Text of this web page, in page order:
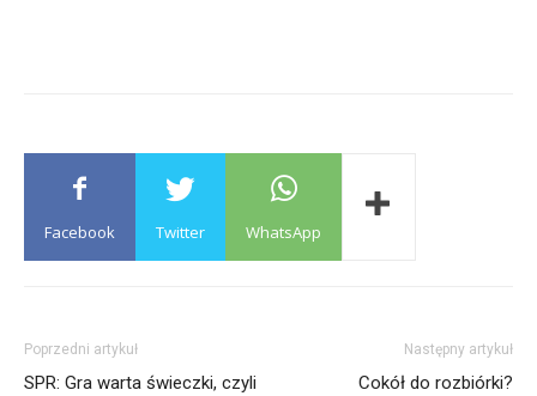
Facebook Twitter WhatsApp
Poprzedni artykuł
SPR: Gra warta świeczki, czyli
Następny artykuł
Cokół do rozbiórki?